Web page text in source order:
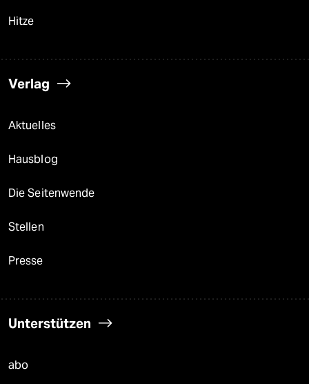
Hitze
Verlag
Aktuelles
Hausblog
Die Seitenwende
Stellen
Presse
Unterstützen
abo